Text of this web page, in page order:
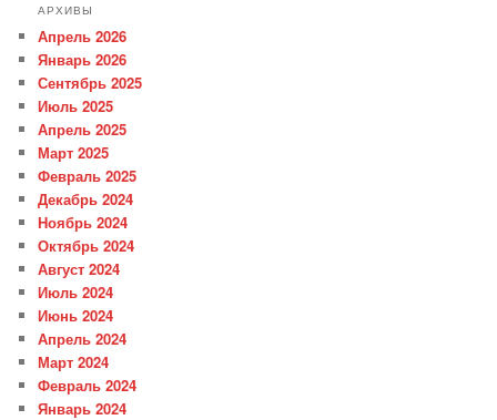
АРХИВЫ
Апрель 2026
Январь 2026
Сентябрь 2025
Июль 2025
Апрель 2025
Март 2025
Февраль 2025
Декабрь 2024
Ноябрь 2024
Октябрь 2024
Август 2024
Июль 2024
Июнь 2024
Апрель 2024
Март 2024
Февраль 2024
Январь 2024